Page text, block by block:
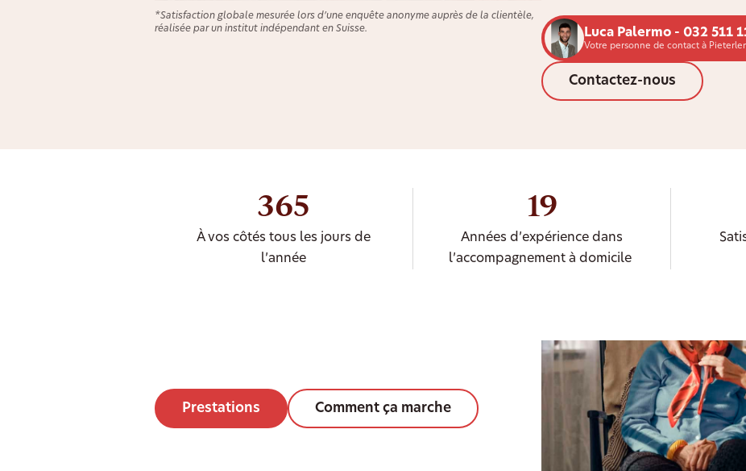
*Satisfaction globale mesurée lors d’une enquête anonyme auprès de la clientèle,
réalisée par un institut indépendant en Suisse.
Luca Palermo - 032 511
Votre personne de contact à
Contactez-nous
365
À vos côtés tous les jours de
l’année
19
Années d’expérience dans
l’accompagnement à domicile
Prestations Comment ça marche